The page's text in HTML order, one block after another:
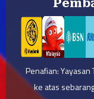
Penafian:
ke atas